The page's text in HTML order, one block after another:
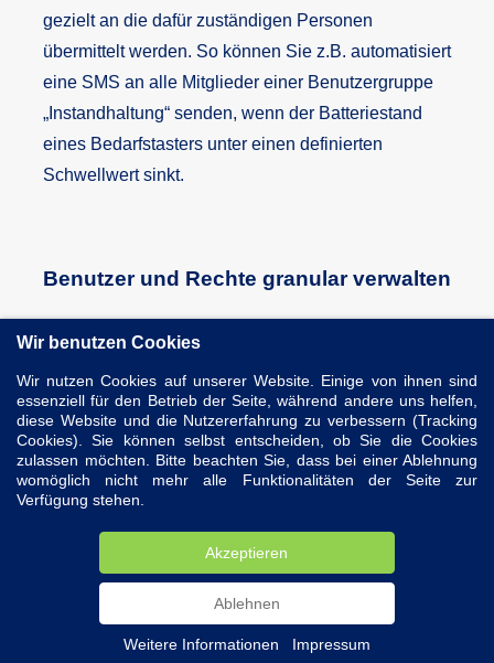
gezielt an die dafür zuständigen Personen
übermittelt werden. So können Sie z.B. automatisiert
eine SMS an alle Mitglieder einer Benutzergruppe
„Instandhaltung“ senden, wenn der Batteriestand
eines Bedarfstasters unter einen definierten
Schwellwert sinkt.
Benutzer und Rechte granular verwalten
und jegliche Tabelle individuell entscheiden, welche
Kriterien und Spalten die Mitglieder einer
Benutzerrolle sehen und bearbeiten dürfen. Auch
Funktionen lassen sich in Abhängigkeit der
Benutzerrolle freischalten oder ausblenden.
Für den schnellen Einstieg sind Standardrollen wie
Administrator, Staplerfahrer und Manager
vordefiniert. Diese können je nach Bedarf
angepasst und um weitere Rollen ergänzt werden.
Wir benutzen Cookies
Wir nutzen Cookies auf unserer Website. Einige von ihnen sind
essenziell für den Betrieb der Seite, während andere uns helfen,
diese Website und die Nutzererfahrung zu verbessern (Tracking
Cookies). Sie können selbst entscheiden, ob Sie die Cookies
zulassen möchten. Bitte beachten Sie, dass bei einer Ablehnung
womöglich nicht mehr alle Funktionalitäten der Seite zur
Verfügung stehen.
Akzeptieren
Ablehnen
Weitere Informationen Impressum